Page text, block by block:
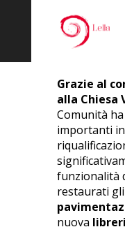
Grazie al
alla Chiesa
Comunità
importanti
funzionalità
restaurati gli
nuova